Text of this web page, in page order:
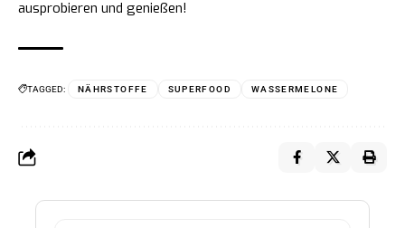
ausprobieren und genießen!
TAGGED: NÄHRSTOFFE SUPERFOOD WASSERMELONE